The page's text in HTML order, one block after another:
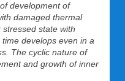
development of
damaged thermal
state with
develops even in a
The cyclic nature of
and growth of inner